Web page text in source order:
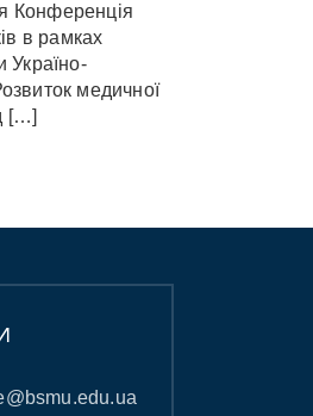
Конференція
в рамках
Україно-
медичної
[…]